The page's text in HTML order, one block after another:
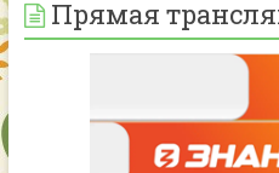
Прямая